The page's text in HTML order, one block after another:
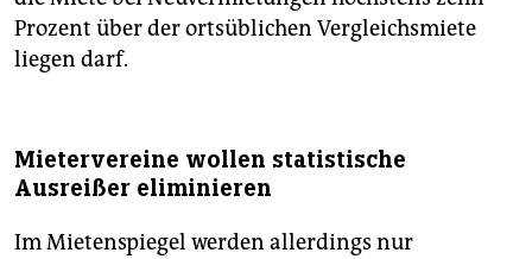
Prozent über der ortsüblichen Vergleichsmiete
liegen darf.
Mietervereine wollen statistische
Ausreißer eliminieren
Im Mietenspiegel werden allerdings nur